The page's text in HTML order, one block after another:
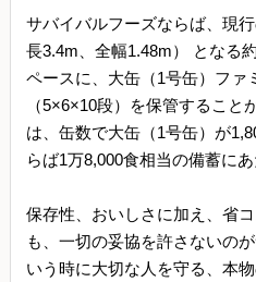
サバイバルフーズならば、現
長3.4m、全幅1.48m） となる
ペースに、大缶（1号缶）ファ
（5×6×10段）を保管すること
は、缶数で大缶（1号缶）が
らば1万8,000食相当の備蓄にあ
保存性、おいしさに加え、省
も、一切の妥協を許さないの
いう時に大切な人を守る、本物